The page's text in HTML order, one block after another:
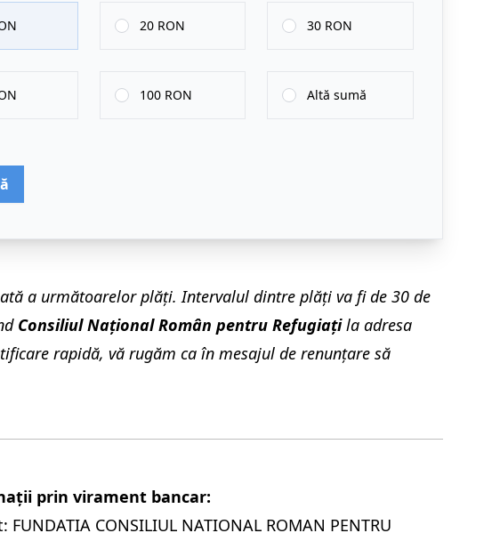
20 RON 30 RON
100 RON Altă sumă
a următoarelor plăţi. Intervalul dintre plăţi va fi de 30 de
Consiliul Național Român pentru Refugiațila adresa
rapidă, vă rugăm ca în mesajul de renunţare să
prin virament bancar:
CONSILIUL NATIONAL ROMAN PENTRU